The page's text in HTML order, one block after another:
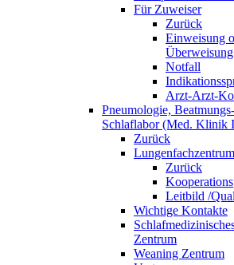
Für Zuweiser
Zurück
Einweisung
Überweisung
Notfall
Arzt-Arzt-
Pneumologie,
Schlaflabor (Med. Klinik
Zurück
Zurück
Leitbild /
Wichtige Kontakte
Zentrum
Weaning Zentrum